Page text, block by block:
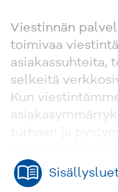
Viestinnän
toimivaa
asiakassuhteita,
selkeitä
Kun
ulkoinen tai
viestintää on